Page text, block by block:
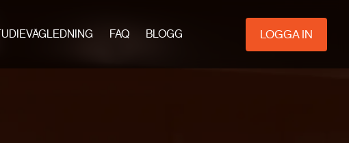
FAQ BLOGG LOGGA IN